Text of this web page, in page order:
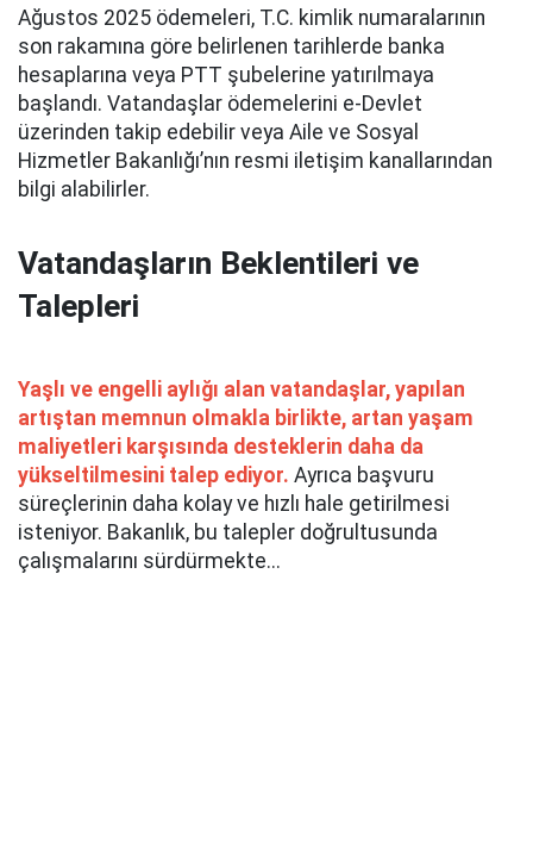
Ağustos 2025 ödemeleri, T.C. kimlik numaralarının
son rakamına göre belirlenen tarihlerde banka
hesaplarına veya PTT şubelerine yatırılmaya
başlandı. Vatandaşlar ödemelerini e-Devlet
üzerinden takip edebilir veya Aile ve Sosyal
Hizmetler Bakanlığı’nın resmi iletişim kanallarından
bilgi alabilirler.
Vatandaşların Beklentileri ve
Talepleri
Yaşlı ve engelli aylığı alan vatandaşlar, yapılan
artıştan memnun olmakla birlikte, artan yaşam
maliyetleri karşısında desteklerin daha da
yükseltilmesini talep ediyor. Ayrıca başvuru
süreçlerinin daha kolay ve hızlı hale getirilmesi
isteniyor. Bakanlık, bu talepler doğrultusunda
çalışmalarını sürdürmekte...